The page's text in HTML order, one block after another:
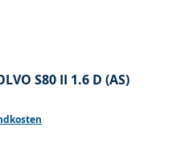
S80 II 1.6 D (AS)